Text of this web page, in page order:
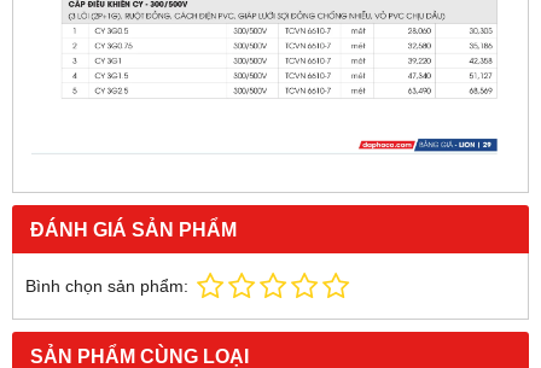
ĐÁNH GIÁ SẢN PHẨM
Bình chọn sản phẩm:
SẢN PHẨM CÙNG LOẠI